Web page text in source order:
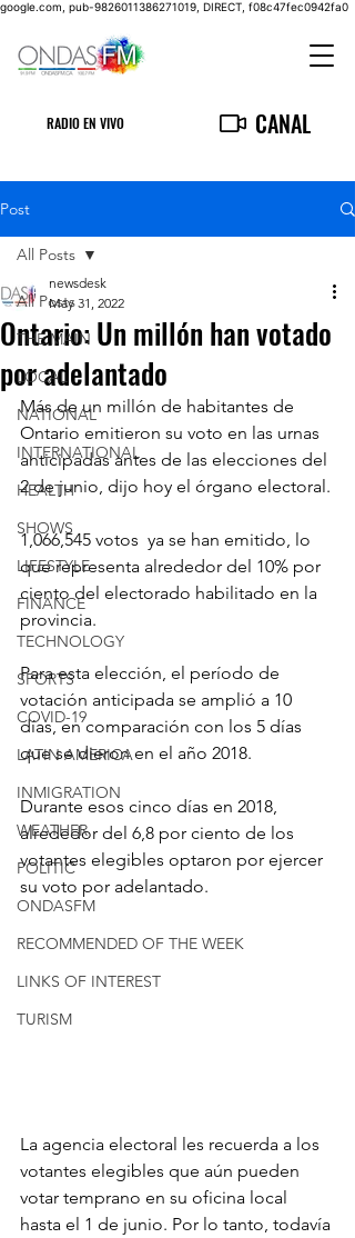
google.com, pub-9826011386271019, DIRECT, f08c47fec0942fa0
RADIO EN VIVO CANAL
Post
All Posts
THE MAIN
LOCAL
NATIONAL
INTERNATIONAL
HEALTH
SHOWS
LIFESTYLE
FINANCE
TECHNOLOGY
SPORTS
COVID-19
LATIN AMERICA
INMIGRATION
WEATHER
POLITIC
ONDASFM
RECOMMENDED OF THE WEEK
LINKS OF INTEREST
TURISM
All Posts
Ontario: Un millón han votado
por adelantado
newsdesk
May 31, 2022
Más de un millón de habitantes de
Ontario emitieron su voto en las urnas
anticipadas antes de las elecciones del
2 de junio, dijo hoy el órgano electoral.
1,066,545 votos  ya se han emitido, lo
que representa alrededor del 10% por
ciento del electorado habilitado en la
provincia.
Para esta elección, el período de
votación anticipada se amplió a 10
días, en comparación con los 5 días
que se dieron en el año 2018.
Durante esos cinco días en 2018,
alrededor del 6,8 por ciento de los
votantes elegibles optaron por ejercer
su voto por adelantado.
La agencia electoral les recuerda a los
votantes elegibles que aún pueden
votar temprano en su oficina local
hasta el 1 de junio. Por lo tanto, todavía